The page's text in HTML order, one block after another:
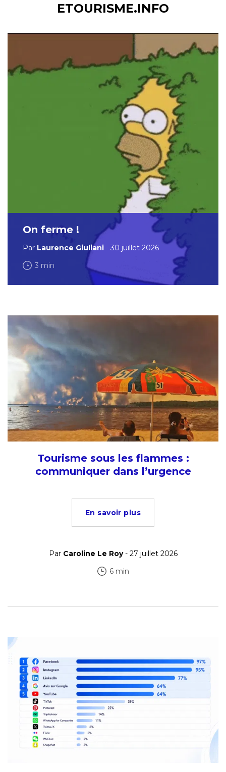
ETOURISME.INFO
On ferme !
Par Laurence Giuliani - 30 juillet 2026
3 min
Tourisme sous les flammes :
communiquer dans l’urgence
En savoir plus
Par Caroline Le Roy- 27 juillet 2026
6 min